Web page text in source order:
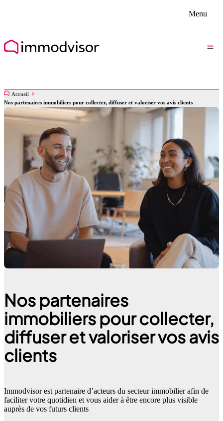
Menu
Accueil
Nos partenaires immobiliers pour collecter, diffuser et valoriser vos avis clients
Nos partenaires
immobiliers pour collecter,
diffuser et valoriser vos avis
clients
Immodvisor est partenaire d’acteurs du secteur immobilier afin de
faciliter votre quotidien et vous aider à être encore plus visible
auprès de vos futurs clients